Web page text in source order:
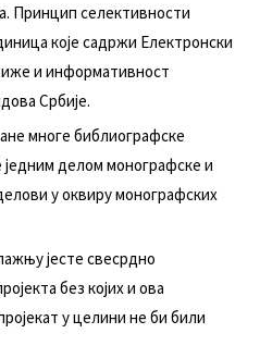
Принцип сeлeктивнoсти
кoje сaдржи Eлeктрoнски
и инфoрмaтивнoст
Србиje.
мнoгe библиoгрaфскe
дeлoм мoнoгрaфскe и
у oквиру мoнoгрaфских
jeстe свeсрднo
бeз кojих и oвa
у цeлини нe би били